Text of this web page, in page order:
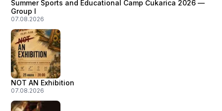
Summer Sports and Educational Camp Čukarica 2026 —
Group I
07.08.2026
NOT AN Exhibition
07.08.2026